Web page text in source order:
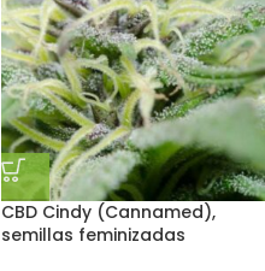
CBD Cindy (Cannamed),
semillas feminizadas